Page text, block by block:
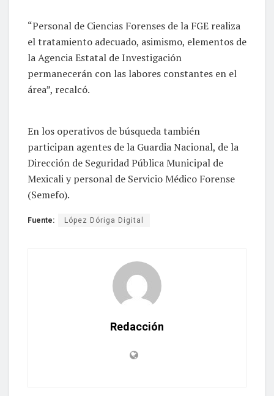
“Personal de Ciencias Forenses de la FGE realiza
el tratamiento adecuado, asimismo, elementos de
la Agencia Estatal de Investigación
permanecerán con las labores constantes en el
área”, recalcó.
En los operativos de búsqueda también
participan agentes de la Guardia Nacional, de la
Dirección de Seguridad Pública Municipal de
Mexicali y personal de Servicio Médico Forense
(Semefo).
Fuente: López Dóriga Digital
Redacción